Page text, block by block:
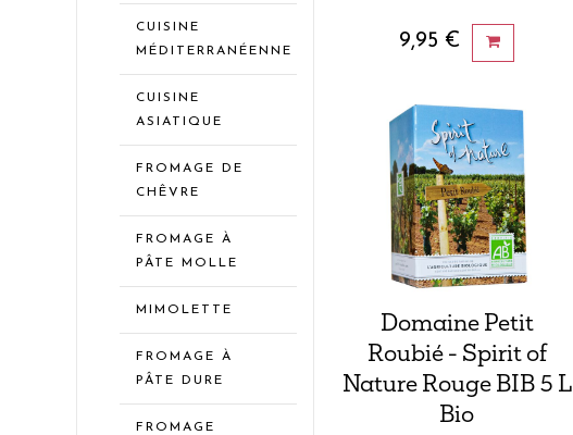
CUISINE
MÉDITERRANÉENNE
CUISINE
ASIATIQUE
FROMAGE DE
CHÊVRE
FROMAGE À
PÂTE MOLLE
MIMOLETTE
FROMAGE À
PÂTE DURE
FROMAGE
9,95 €
Domaine Petit
Roubié - Spirit of
Nature Rouge BIB 5 L
Bio